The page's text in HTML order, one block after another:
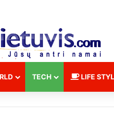
TECH LIFE